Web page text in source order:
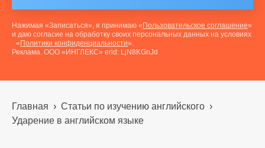
Нажимая «Записаться», я принимаю « Пользовательское соглашение»
и даю согласие на обработку своих персональных данных на условиях
« Политики конфиденциальности».
Реклама. ООО «ИНГЛЕКС» erid: LjN8KGnJd
Главная › Статьи по изучению английского ›
Ударение в английском языке